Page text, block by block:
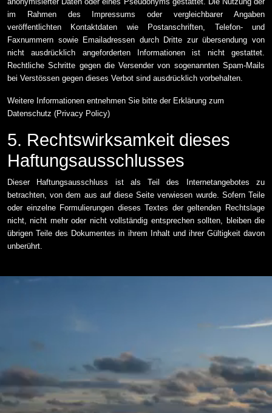
im Rahmen des Impressums oder vergleichbarer Angaben
veröffentlichten Kontaktdaten wie Postanschriften, Telefon- und
Faxnummern sowie Emailadressen durch Dritte zur übersendung von
nicht ausdrücklich angeforderten Informationen ist nicht gestattet.
Rechtliche Schritte gegen die Versender von sogenannten Spam-Mails
bei Verstössen gegen dieses Verbot sind ausdrücklich vorbehalten.
Weitere Informationen entnehmen Sie bitte der Erklärung zum
Datenschutz (Privacy Policy)
5. Rechtswirksamkeit dieses
Haftungsausschlusses
Dieser Haftungsausschluss ist als Teil des Internetangebotes zu
betrachten, von dem aus auf diese Seite verwiesen wurde. Sofern Teile
oder einzelne Formulierungen dieses Textes der geltenden Rechtslage
nicht, nicht mehr oder nicht vollständig entsprechen sollten, bleiben die
übrigen Teile des Dokumentes in ihrem Inhalt und ihrer Gültigkeit davon
unberührt.